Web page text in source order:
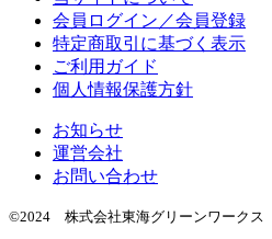
会員ログイン／会員登録
特定商取引に基づく表示
ご利用ガイド
個人情報保護方針
お知らせ
運営会社
お問い合わせ
©2024 株式会社東海グリーンワークス